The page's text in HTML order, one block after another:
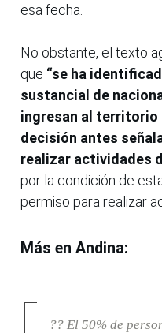
esa fecha.
No obstante, el texto
que “se ha
sustancial de
ingresan al territorio
decisión antes
realizar actividades
por la condición de
permiso para realizar
Más en Andina:
?? El 50% de